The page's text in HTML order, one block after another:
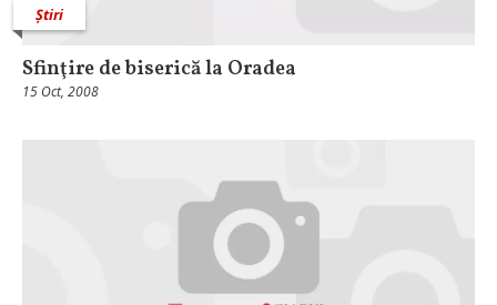
Știri
Sfinţire de biserică la Oradea
15 Oct, 2008